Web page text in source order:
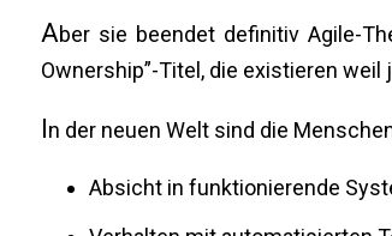
Aber sie beendet definitiv Agile-
Ownership”-Titel, die existieren
In der neuen Welt sind die
Absicht in funktionierende